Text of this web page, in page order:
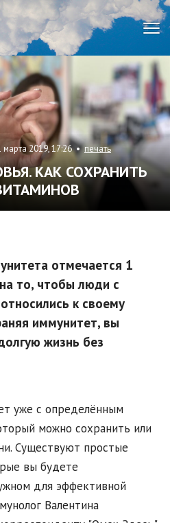
2019, 17:26 • печать
КАК СОХРАНИТЬ
отмечается 1
то, чтобы люди с
к своему
иммунитет, вы
жизнь без
уже с определённым
можно сохранить или
Существуют простые
вы будете
для эффективной
Валентина